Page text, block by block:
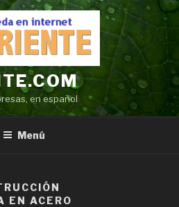
en español
Menú
EN ACERO